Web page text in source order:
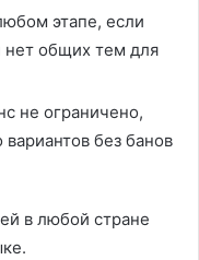
этапе, если
нет общих тем для
не ограничено,
без банов
в любой стране